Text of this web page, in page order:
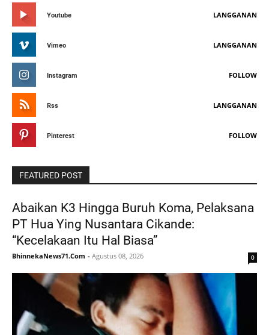
Youtube LANGGANAN
Vimeo LANGGANAN
Instagram FOLLOW
Rss LANGGANAN
Pinterest FOLLOW
FEATURED POST
Abaikan K3 Hingga Buruh Koma, Pelaksana
PT Hua Ying Nusantara Cikande:
“Kecelakaan Itu Hal Biasa”
BhinnekaNews71.Com - Agustus 08, 2026 0